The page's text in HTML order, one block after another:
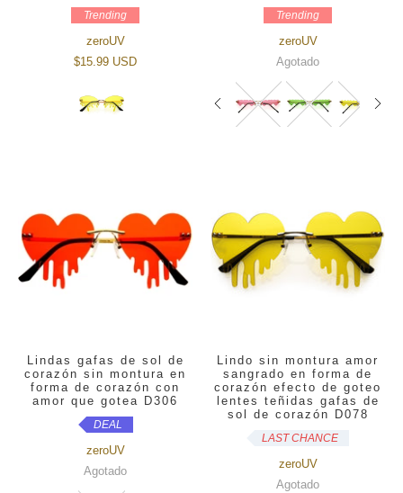
Trending
zeroUV
$15.99 USD
Trending
zeroUV
Agotado
Lindas gafas de sol de
corazón sin montura en
forma de corazón con
amor que gotea D306
DEAL
zeroUV
Agotado
Lindo sin montura amor
sangrado en forma de
corazón efecto de goteo
lentes teñidas gafas de
sol de corazón D078
LAST CHANCE
zeroUV
Agotado